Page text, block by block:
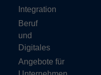
Integration
Beruf
und
Digitales
Angebote für